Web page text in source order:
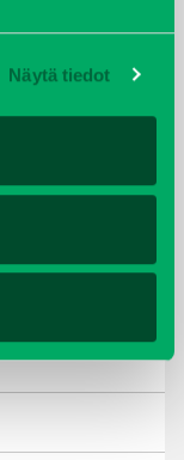
Näytä tiedot